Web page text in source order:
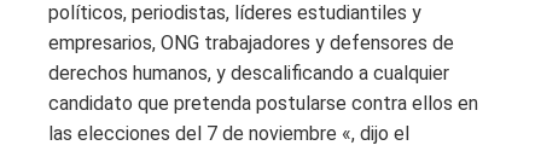
políticos, periodistas, líderes estudiantiles y
empresarios, ONG trabajadores y defensores de
derechos humanos, y descalificando a cualquier
candidato que pretenda postularse contra ellos en
las elecciones del 7 de noviembre «, dijo el